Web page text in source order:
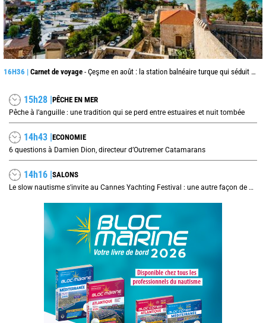
16H36 | Carnet de voyage - Çeşme en août : la station balnéaire turque qui séduit jusque de l’autre côté de la mer Égée
15h28 |PÊCHE EN MER
Pêche à l’anguille : une tradition qui se perd entre estuaires et nuit tombée
14h43 |ECONOMIE
6 questions à Damien Dion, directeur d’Outremer Catamarans
14h16 |SALONS
Le slow nautisme s'invite au Cannes Yachting Festival : une autre façon de naviguer prend le large